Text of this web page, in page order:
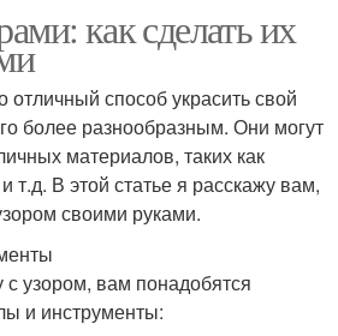
как сделать их
отличный способ украсить свой
более разнообразным. Они могут
материалов, таких как
т.д. В этой статье я расскажу вам,
своими руками.
узором, вам понадобятся
и инструменты: